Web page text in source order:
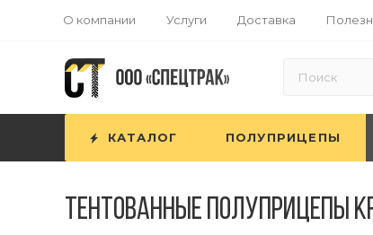
О компании Услуги Доставка
КАТАЛОГ ПОЛУПРИЦЕПЫ
Тентованные полуприцепы